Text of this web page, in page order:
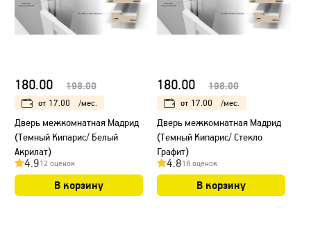
180.00 198.00
от 17.00 /мес.
Дверь межкомнатная Мадрид
(Темный Кипарис/ Белый
Акрилат)
4.912 оценок
В корзину
180.00 198.00
от 17.00 /мес.
Дверь межкомнатная Мадрид
(Темный Кипарис/ Стекло
Графит)
4.818 оценок
В корзину